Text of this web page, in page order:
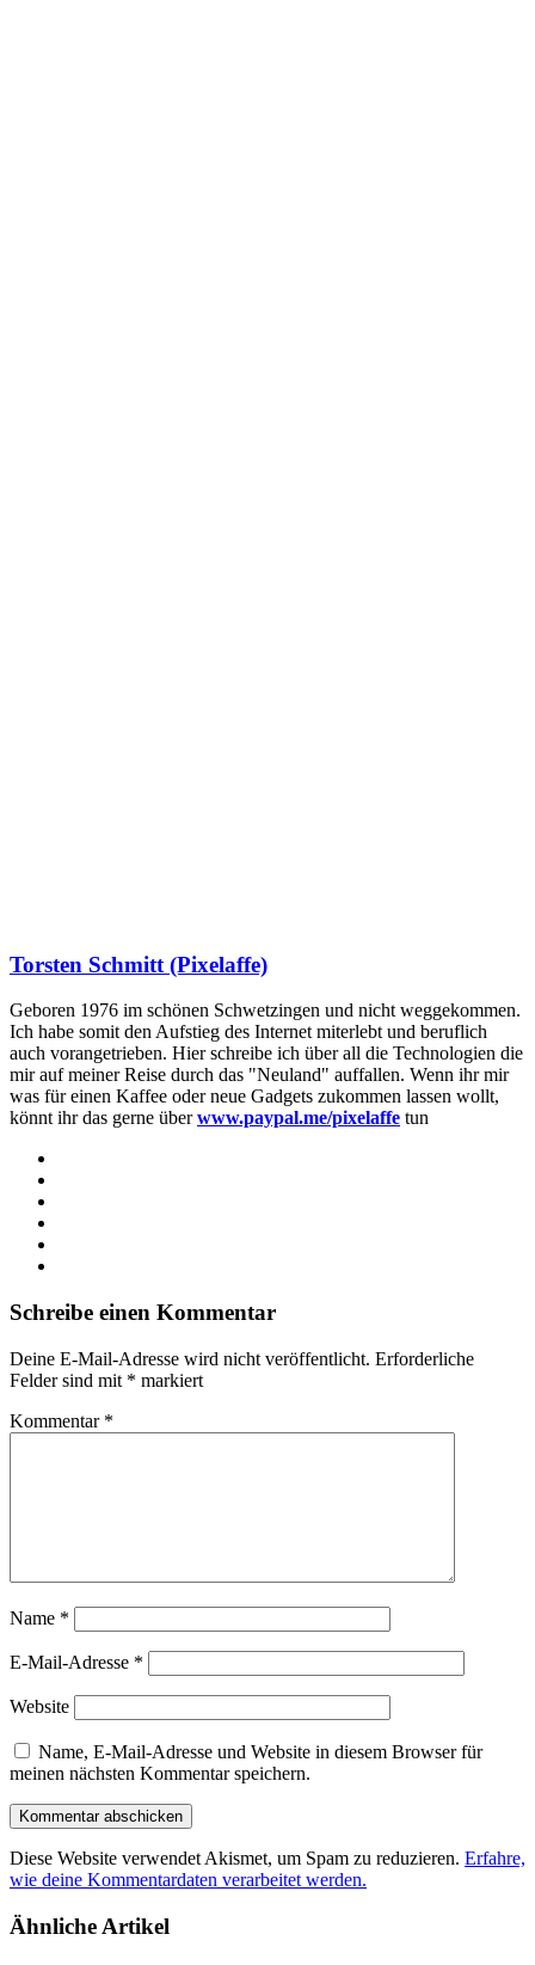
Torsten Schmitt (Pixelaffe)
Geboren 1976 im schönen Schwetzingen und nicht weggekommen.
Ich habe somit den Aufstieg des Internet miterlebt und beruflich
auch vorangetrieben. Hier schreibe ich über all die Technologien die
mir auf meiner Reise durch das "Neuland" auffallen. Wenn ihr mir
was für einen Kaffee oder neue Gadgets zukommen lassen wollt,
könnt ihr das gerne überwww.paypal.me/pixelaffe tun
Schreibe einen Kommentar
Deine E-Mail-Adresse wird nicht veröffentlicht. Erforderliche
Felder sind mit * markiert
Kommentar *
Name *
E-Mail-Adresse *
Website
Name, E-Mail-Adresse und Website in diesem Browser für
meinen nächsten Kommentar speichern.
Diese Website verwendet Akismet, um Spam zu reduzieren. Erfahre,
wie deine Kommentardaten verarbeitet werden.
Ähnliche Artikel